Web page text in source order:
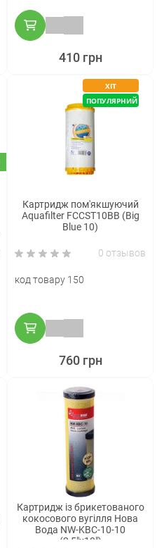
410 грн
ХІТ
ПОПУЛЯРНИЙ
Картридж пом'якшуючий
Aquafilter FCCST10BB (Big
Blue 10)
0 отзывов
код товару 150
760 грн
Картридж із брикетованого
кокосового вугілля Нова
Вода NW-KBC-10-10
(2,5"х10")